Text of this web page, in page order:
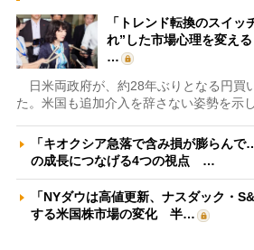
「トレンド転換のスイ
れ”した市場心理を変え
…
日米両政府が、約28年ぶりとなる円買
た。米国も追加介入を辞さない姿勢を示
「キオクシア急落で含み損が膨らん
の成長につなげる4つの視点 …
「NYダウは高値更新、ナスダック・
する米国株市場の変化 半…